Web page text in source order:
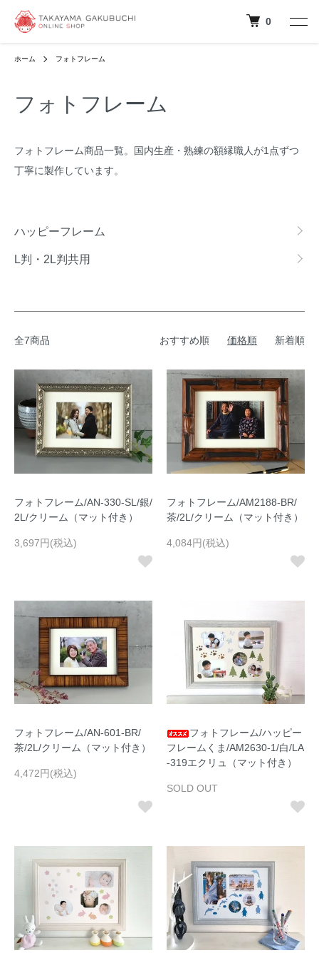
0
ホーム フォトフレーム
フォトフレーム
フォトフレーム商品一覧。国内生産・熟練の額縁職人が1点ずつ
丁寧に製作しています。
カテゴリー一覧
ハッピーフレーム
L判・2L判共用
全7商品 おすすめ順 価格順 新着順
フォトフレーム/AN-330-SL/銀/
2L/クリーム（マット付き）
3,697円(税込)
フォトフレーム/AM2188-BR/
茶/2L/クリーム（マット付き）
4,084円(税込)
フォトフレーム/AN-601-BR/
茶/2L/クリーム（マット付き）
4,472円(税込)
フォトフレーム/ハッピー
フレームくま/AM2630-1/白/LA
-319エクリュ（マット付き）
SOLD OUT